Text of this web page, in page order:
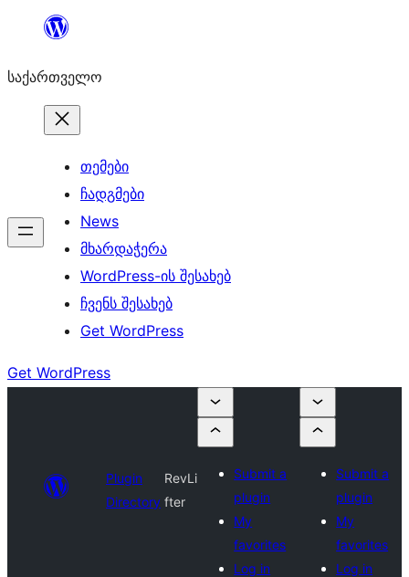
შიგთავსზე
საქართველო
თემები
ჩადგმები
News
მხარდაჭერა
WordPress-ის შესახებ
ჩვენს შესახებ
Get WordPress
Get WordPress
Plugin
Directory
RevLi
fter
Submit a
plugin
My
favorites
Log in
Submit a
plugin
My
favorites
Log in